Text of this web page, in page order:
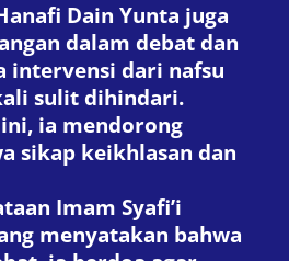
Dain Yunta juga
dalam debat dan
intervensi dari nafsu
sulit dihindari.
ia mendorong
sikap keikhlasan dan
Imam Syafi’i
menyatakan bahwa